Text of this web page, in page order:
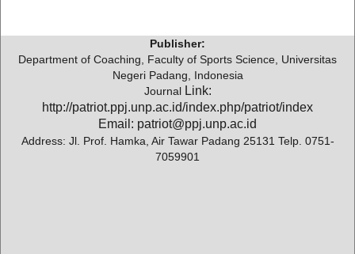
Publisher:
Department of Coaching, Faculty of Sports Science, Universitas
Negeri Padang, Indonesia
Journal Link:
http://patriot.ppj.unp.ac.id/index.php/patriot/index
Email: patriot@ppj.unp.ac.id
Address: Jl. Prof. Hamka, Air Tawar Padang 25131 Telp. 0751-
7059901